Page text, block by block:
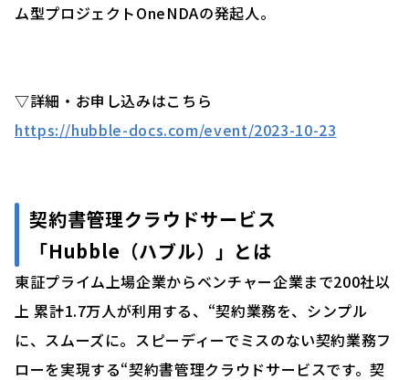
ム型プロジェクトOneNDAの発起人。
▽詳細・お申し込みはこちら
https://hubble-docs.com/event/2023-10-23
契約書管理クラウドサービス
「Hubble（ハブル）」 とは
東証プライム上場企業からベンチャー企業まで200社以
上 累計1.7万人が利用する、“契約業務を、シンプル
に、スムーズに。スピーディーでミスのない契約業務フ
ローを実現する“契約書管理クラウドサービスです。契